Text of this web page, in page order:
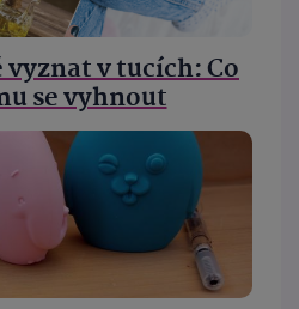
vyznat v tucích: Co
se vyhnout